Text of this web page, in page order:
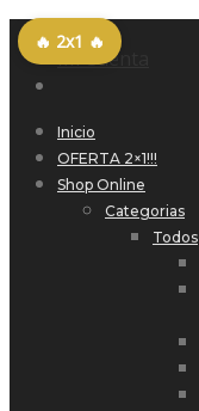
Menu
Mi Cuenta
Inicio
OFERTA 2×1!!!
Shop Online
Categorias
Todos
🔥 2x1 🔥